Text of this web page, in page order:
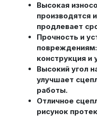
Высокая
производятся
продлевает
Прочность и
конструкция и
Высокий угол
улучшает
работы.
Отличное
рисунок